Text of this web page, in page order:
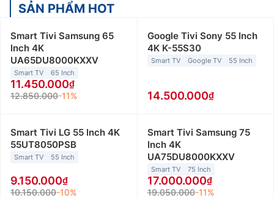
SẢN PHẨM HOT
Smart Tivi Samsung 65
Inch 4K
UA65DU8000KXXV
Smart TV 65 Inch
11.450.000
12.850.000-11%
Google Tivi Sony 55 Inch
4K K-55S30
Smart TV Google TV 55 Inch
14.500.000
Smart Tivi LG 55 Inch 4K
55UT8050PSB
Smart TV 55 Inch
9.150.000
10.150.000-10%
Smart Tivi Samsung 75
Inch 4K
UA75DU8000KXXV
Smart TV 75 Inch
17.000.000
19.050.000-11%